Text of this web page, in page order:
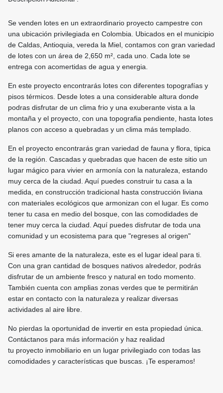
Se venden lotes en un extraordinario proyecto campestre con
una ubicación privilegiada en Colombia. Ubicados en el municipio
de Caldas, Antioquia, vereda la Miel, contamos con gran variedad
de lotes con un área de 2,650 m², cada uno. Cada lote se
entrega con acomertidas de agua y energia.
En este proyecto encontrarás lotes con diferentes topografías y
pisos térmicos. Desde lotes a una considerable altura donde
podras disfrutar de un clima frio y una exuberante vista a la
montaña y el proyecto, con una topografia pendiente, hasta lotes
planos con acceso a quebradas y un clima más templado.
En el proyecto encontrarás gran variedad de fauna y flora, tipica
de la región. Cascadas y quebradas que hacen de este sitio un
lugar mágico para vivier en armonía con la naturaleza, estando
muy cerca de la ciudad. Aquí puedes construir tu casa a la
medida, en construcción tradicional hasta construcción liviana
con materiales ecológicos que armonizan con el lugar. Es como
tener tu casa en medio del bosque, con las comodidades de
tener muy cerca la ciudad. Aquí puedes disfrutar de toda una
comunidad y un ecosistema para que "regreses al origen"
Si eres amante de la naturaleza, este es el lugar ideal para ti.
Con una gran cantidad de bosques nativos alrededor, podrás
disfrutar de un ambiente fresco y natural en todo momento.
También cuenta con amplias zonas verdes que te permitirán
estar en contacto con la naturaleza y realizar diversas
actividades al aire libre.
No pierdas la oportunidad de invertir en esta propiedad única.
Contáctanos para más información y haz realidad
tu proyecto inmobiliario en un lugar privilegiado con todas las
comodidades y características que buscas. ¡Te esperamos!